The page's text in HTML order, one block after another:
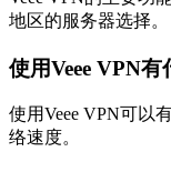
地区的服务器选择。
使用Veee VPN有
使用Veee VPN可以
络速度。